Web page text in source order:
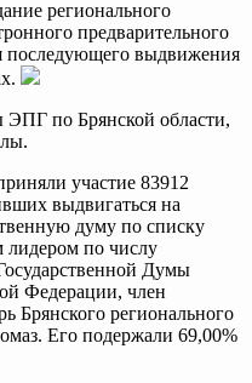
регионального
предварительного
последующего выдвижения
ЭПГ по Брянской области,
участие 83912
выдвигаться на
думу по списку
по числу
Думы
Федерации, член
Брянского регионального
Его подержали 69,00%